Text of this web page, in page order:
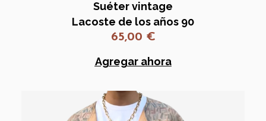
Suéter vintage
Lacoste de los años 90
65,00 €
Agregar ahora